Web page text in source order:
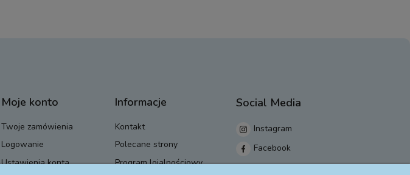
Moje konto
Twoje zamówienia
Logowanie
Ustawienia konta
Informacje
Kontakt
Polecane strony
Program lojalnościowy
Social Media
Instagram
Facebook